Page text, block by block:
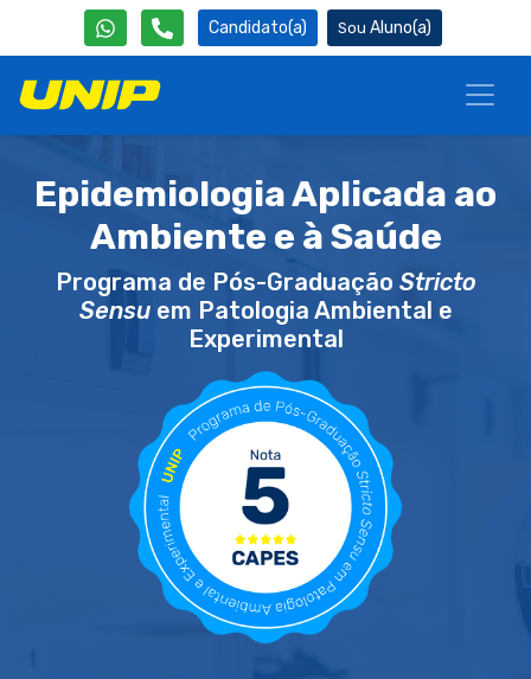
Candidato(a) Aluno(a)
Epidemiologia Aplicada ao
Ambiente e à Saúde
Programa de Pós-Graduação Stricto
Sensuem Patologia Ambiental e
Experimental